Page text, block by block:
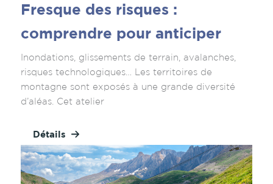
Fresque des risques :
comprendre pour anticiper
Inondations, glissements de terrain, avalanches,
risques technologiques… Les territoires de
montagne sont exposés à une grande diversité
d’aléas. Cet atelier
Détails